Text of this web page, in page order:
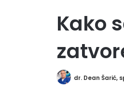
Kako
dr. Dean Šarić,